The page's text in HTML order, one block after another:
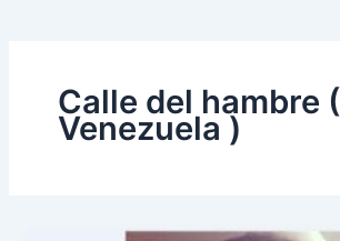
Calle del hambre (
Venezuela )